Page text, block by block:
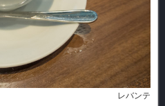
レバンテ